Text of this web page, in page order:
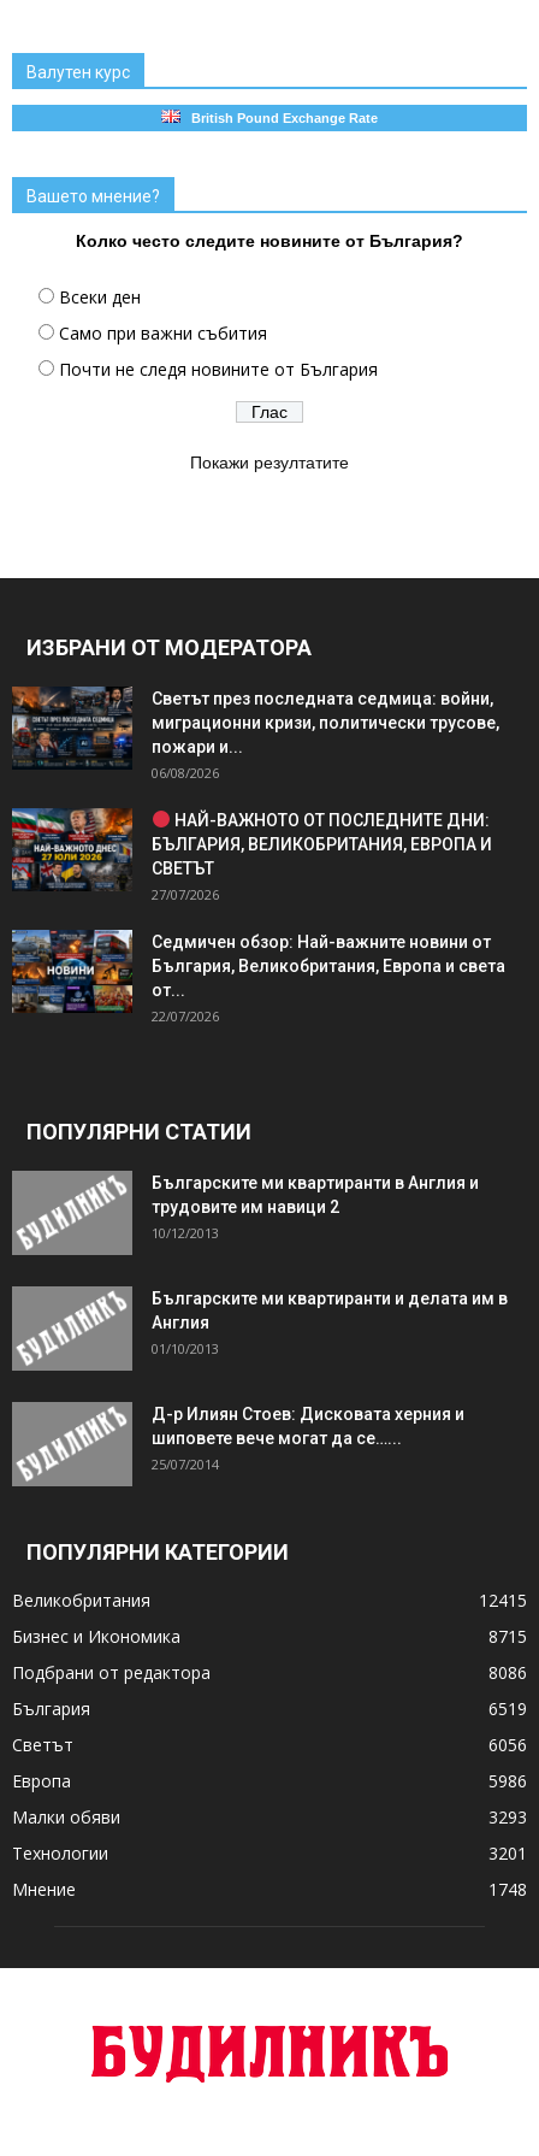
Валутен курс
British Pound Exchange Rate
Вашето мнение?
Колко често следите новините от България?
Всеки ден
Само при важни събития
Почти не следя новините от България
Покажи резултатите
ИЗБРАНИ ОТ МОДЕРАТОРА
Светът през последната седмица: войни,
миграционни кризи, политически трусове,
пожари и...
06/08/2026
НАЙ-ВАЖНОТО ОТ ПОСЛЕДНИТЕ ДНИ:
БЪЛГАРИЯ, ВЕЛИКОБРИТАНИЯ, ЕВРОПА И
СВЕТЪТ
27/07/2026
Седмичен обзор: Най-важните новини от
България, Великобритания, Европа и света
от...
22/07/2026
ПОПУЛЯРНИ СТАТИИ
Българските ми квартиранти в Англия и
трудовите им навици 2
10/12/2013
Българските ми квартиранти и делата им в
Англия
01/10/2013
Д-р Илиян Стоев: Дисковата херния и
шиповете вече могат да се…...
25/07/2014
ПОПУЛЯРНИ КАТЕГОРИИ
Великобритания
12415
Бизнес и Икономика
8715
Подбрани от редактора
8086
България
6519
Светът
6056
Европа
5986
Малки обяви
3293
Технологии
3201
Мнение
1748